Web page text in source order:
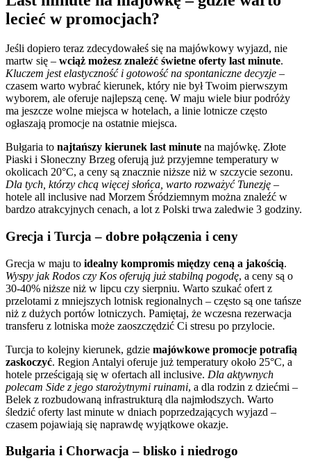
lecieć w promocjach?
Jeśli dopiero teraz zdecydowałeś się na majówkowy wyjazd, nie
martw się – wciąż możesz znaleźć świetne oferty last minute.
Kluczem jest elastyczność i gotowość na spontaniczne decyzje –
czasem warto wybrać kierunek, który nie był Twoim pierwszym
wyborem, ale oferuje najlepszą cenę. W maju wiele biur podróży
ma jeszcze wolne miejsca w hotelach, a linie lotnicze często
ogłaszają promocje na ostatnie miejsca.
Bułgaria to najtańszy kierunek last minute na majówkę. Złote
Piaski i Słoneczny Brzeg oferują już przyjemne temperatury w
okolicach 20°C, a ceny są znacznie niższe niż w szczycie sezonu.
Dla tych, którzy chcą więcej słońca, warto rozważyć Tunezję –
hotele all inclusive nad Morzem Śródziemnym można znaleźć w
bardzo atrakcyjnych cenach, a lot z Polski trwa zaledwie 3 godziny.
Grecja i Turcja – dobre połączenia i ceny
Grecja w maju to idealny kompromis między ceną a jakością.
Wyspy jak Rodos czy Kos oferują już stabilną pogodę, a ceny są o
30-40% niższe niż w lipcu czy sierpniu. Warto szukać ofert z
przelotami z mniejszych lotnisk regionalnych – często są one tańsze
niż z dużych portów lotniczych. Pamiętaj, że wczesna rezerwacja
transferu z lotniska może zaoszczędzić Ci stresu po przylocie.
Turcja to kolejny kierunek, gdzie majówkowe promocje potrafią
zaskoczyć. Region Antalyi oferuje już temperatury około 25°C, a
hotele prześcigają się w ofertach all inclusive. Dla aktywnych
polecam Side z jego starożytnymi ruinami, a dla rodzin z dziećmi –
Belek z rozbudowaną infrastrukturą dla najmłodszych. Warto
śledzić oferty last minute w dniach poprzedzających wyjazd –
czasem pojawiają się naprawdę wyjątkowe okazje.
Bułgaria i Chorwacja – blisko i niedrogo